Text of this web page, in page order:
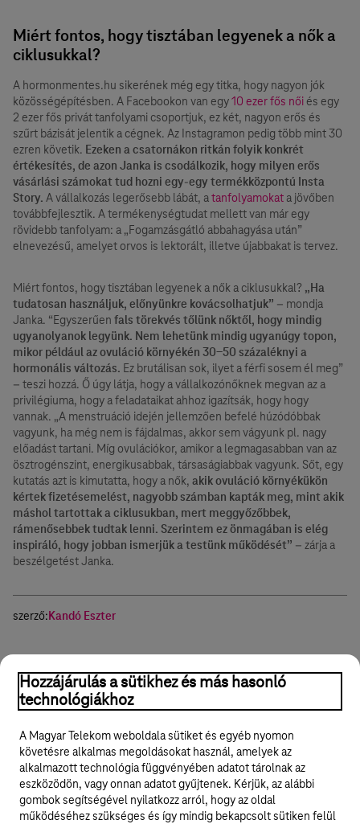
Miért fontos, hogy tisztában legyenek a nők a
ciklusukkal?
A hormonmentes.hu sikerének még egy titka, hogy nagyon jók
közösségépítésben. A Facebookon van egy10 ezer fős női és egy
2 ezer fős privát tanfolyami csoportjuk, ez két, nagyon erős és
szűrt bázisát jelentik a cégnek. Az Instagramon pedig több mint 30
ezren követik. Ezeken a csatornákon ritkán folyik konkrét
értékesítés, de azon Janka is csodálkozik, hogy milyen erős
vásárlási számokat tud hozni egy-egy termékközpontú Insta
Story. A vállalkozás legerősebb lábát, atanfolyamokat a jövőben
továbbfejlesztik. A termékenységtudat mellett van már egy
rövidebb tanfolyam: a „Fogamzásgátló abbahagyása után”
elnevezésű, amelyet orvos is lektorált, illetve újabbakat is tervez.
Miért fontos, hogy tisztában legyenek a nők a ciklusukkal? „Ha
tudatosan használjuk, előnyünkre kovácsolhatjuk” – mondja
Janka. “Egyszerűen fals törekvés tőlünk nőktől, hogy mindig
ugyanolyanok legyünk. Nem lehetünk mindig ugyanúgy topon,
mikor például az ovuláció környékén 30-50 százaléknyi a
hormonális változás. Ez brutálisan sok, ilyet a férfi sosem él meg”
– teszi hozzá. Ő úgy látja, hogy a vállalkozónőknek megvan az a
privilégiuma, hogy a feladataikat ahhoz igazítsák, hogy hogy
vannak. „A menstruáció idején jellemzően befelé húzódóbbak
vagyunk, ha még nem is fájdalmas, akkor sem vágyunk pl. nagy
előadást tartani. Míg ovulációkor, amikor a legmagasabban van az
ösztrogénszint, energikusabbak, társaságiabbak vagyunk. Sőt, egy
kutatás azt is kimutatta, hogy a nők, akik ovuláció környékükön
kértek fizetésemelést, nagyobb számban kapták meg, mint akik
máshol tartottak a ciklusukban, mert meggyőzőbbek,
rámenősebbek tudtak lenni. Szerintem ez önmagában is elég
inspiráló, hogy jobban ismerjük a testünk működését” – zárja a
beszélgetést Janka.
szerző:Kandó Eszter
Import Üzlethelyiség Online marketing Online jelenlét
Legyél a Hello Biznisz közösség tagja!
Hozzájárulás a sütikhez és más hasonló
technológiákhoz
A Magyar Telekom weboldala sütiket és egyéb nyomon
követésre alkalmas megoldásokat használ, amelyek az
alkalmazott technológia függvényében adatot tárolnak az
eszközödön, vagy onnan adatot gyűjtenek. Kérjük, az alábbi
gombok segítségével nyilatkozz arról, hogy az oldal
működéséhez szükséges és így mindig bekapcsolt sütiken felül